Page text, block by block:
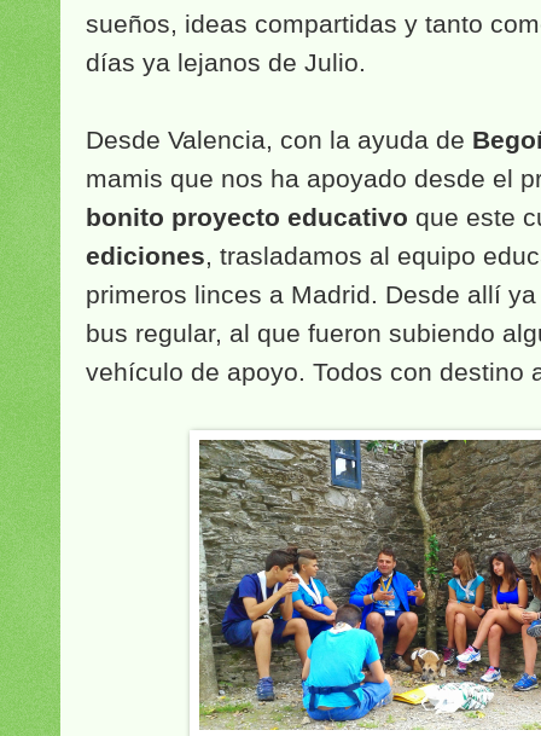
sueños, ideas compartidas y tanto
días ya lejanos de Julio.
Desde Valencia, con la ayuda de
mamis que nos ha apoyado desde el
bonito proyecto educativo que este
ediciones, trasladamos al equipo
primeros linces a Madrid. Desde allí
bus regular, al que fueron subiendo
vehículo de apoyo. Todos con destino